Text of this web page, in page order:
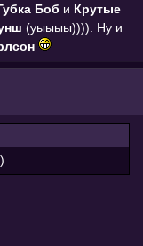
Боб и Крутые
(уыыыы)))). Ну и